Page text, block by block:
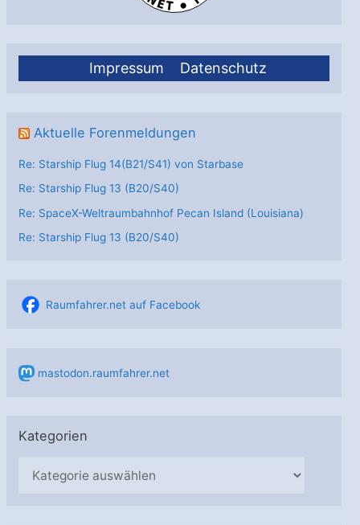
Impressum Datenschutz
Aktuelle Forenmeldungen
Re: Starship Flug 14(B21/S41) von Starbase
Re: Starship Flug 13 (B20/S40)
Re: SpaceX-Weltraumbahnhof Pecan Island (Louisiana)
Re: Starship Flug 13 (B20/S40)
Raumfahrer.net auf Facebook
mastodon.raumfahrer.net
Kategorien